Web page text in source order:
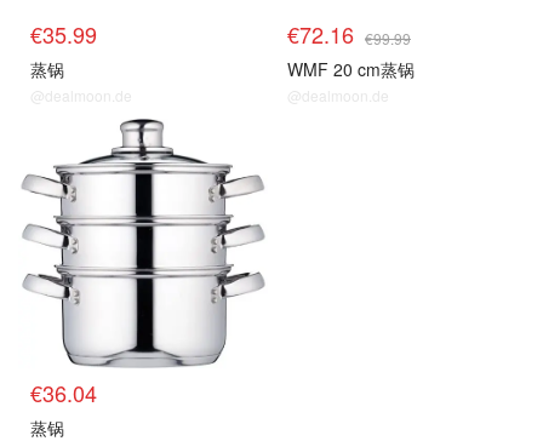
€35.99
蒸锅
@dealmoon.de
€72.16 €99.99
WMF 20 cm蒸锅
@dealmoon.de
€36.04
蒸锅